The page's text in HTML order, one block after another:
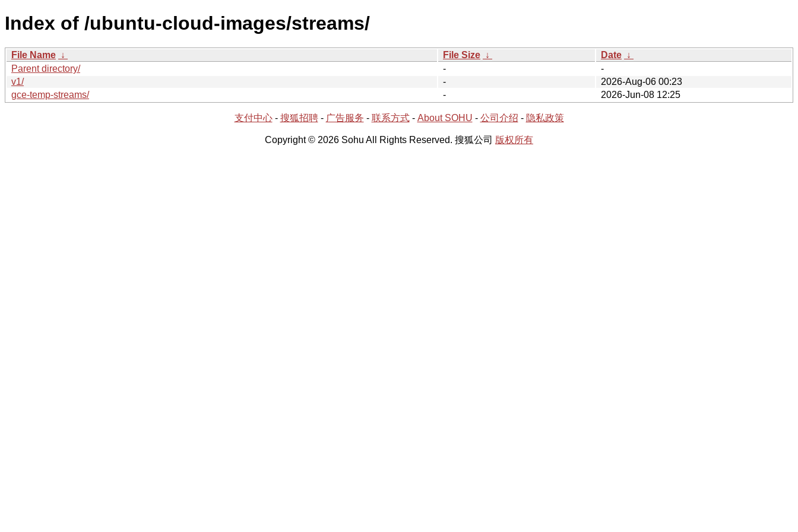
Index of /ubuntu-cloud-images/streams/
File Name ↓ File Size ↓ Date ↓
Parent directory/
-
-
v1/
-
2026-Aug-06 00:23
gce-temp-streams/
- 2026-Jun-08 12:25
支付中心- 搜狐招聘- 广告服务 - 联系方式- About SOHU - 公司介绍 - 隐私政策
Copyright © 2026 Sohu All Rights Reserved. 搜狐公司 版权所有